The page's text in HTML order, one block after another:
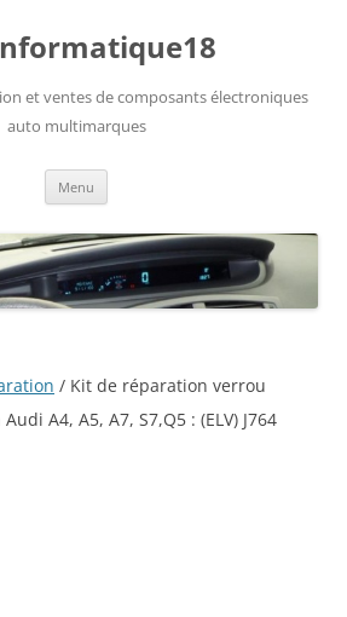
et ventes de composants électroniques
auto multimarques
Menu
/ Kit de réparation verrou
A4, A5, A7, S7,Q5 : (ELV) J764